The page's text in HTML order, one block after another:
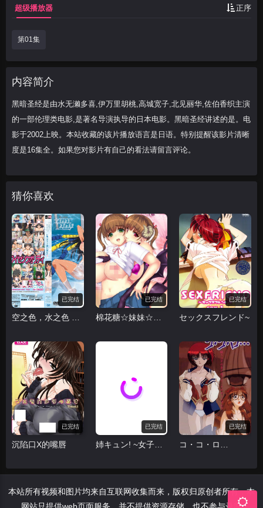
超级播放器 正序
第01集
内容简介
黑暗圣经是由水无濑多喜,伊万里胡桃,高城宽子,北见丽华,佐伯香织主演
的一部伦理类电影,是著名导演执导的日本电影。黑暗圣经讲述的是。电
影于2002上映。本站收藏的该片播放语言是日语。特别提醒该影片清晰
度是16集全。如果您对影片有自己的看法请留言评论。
猜你喜欢
已完结 已完结 已完结
セックスフレンド~
已完结
沉陷口X的嘴唇
已完结
姉キュン! ~女子が家に来た!~
已完结
コ・コ・ロ…
本站所有视频和图片均来自互联网收集而来，版权归原创者所有，本